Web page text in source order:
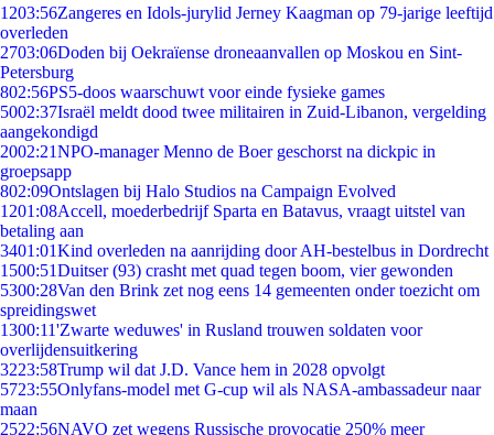
1203:56Zangeres en Idols-jurylid Jerney Kaagman op 79-jarige leeftijd
overleden
2703:06Doden bij Oekraïense droneaanvallen op Moskou en Sint-
Petersburg
802:56PS5-doos waarschuwt voor einde fysieke games
5002:37Israël meldt dood twee militairen in Zuid-Libanon, vergelding
aangekondigd
2002:21NPO-manager Menno de Boer geschorst na dickpic in
groepsapp
802:09Ontslagen bij Halo Studios na Campaign Evolved
1201:08Accell, moederbedrijf Sparta en Batavus, vraagt uitstel van
betaling aan
3401:01Kind overleden na aanrijding door AH-bestelbus in Dordrecht
1500:51Duitser (93) crasht met quad tegen boom, vier gewonden
5300:28Van den Brink zet nog eens 14 gemeenten onder toezicht om
spreidingswet
1300:11'Zwarte weduwes' in Rusland trouwen soldaten voor
overlijdensuitkering
3223:58Trump wil dat J.D. Vance hem in 2028 opvolgt
5723:55Onlyfans-model met G-cup wil als NASA-ambassadeur naar
maan
2522:56NAVO zet wegens Russische provocatie 250% meer